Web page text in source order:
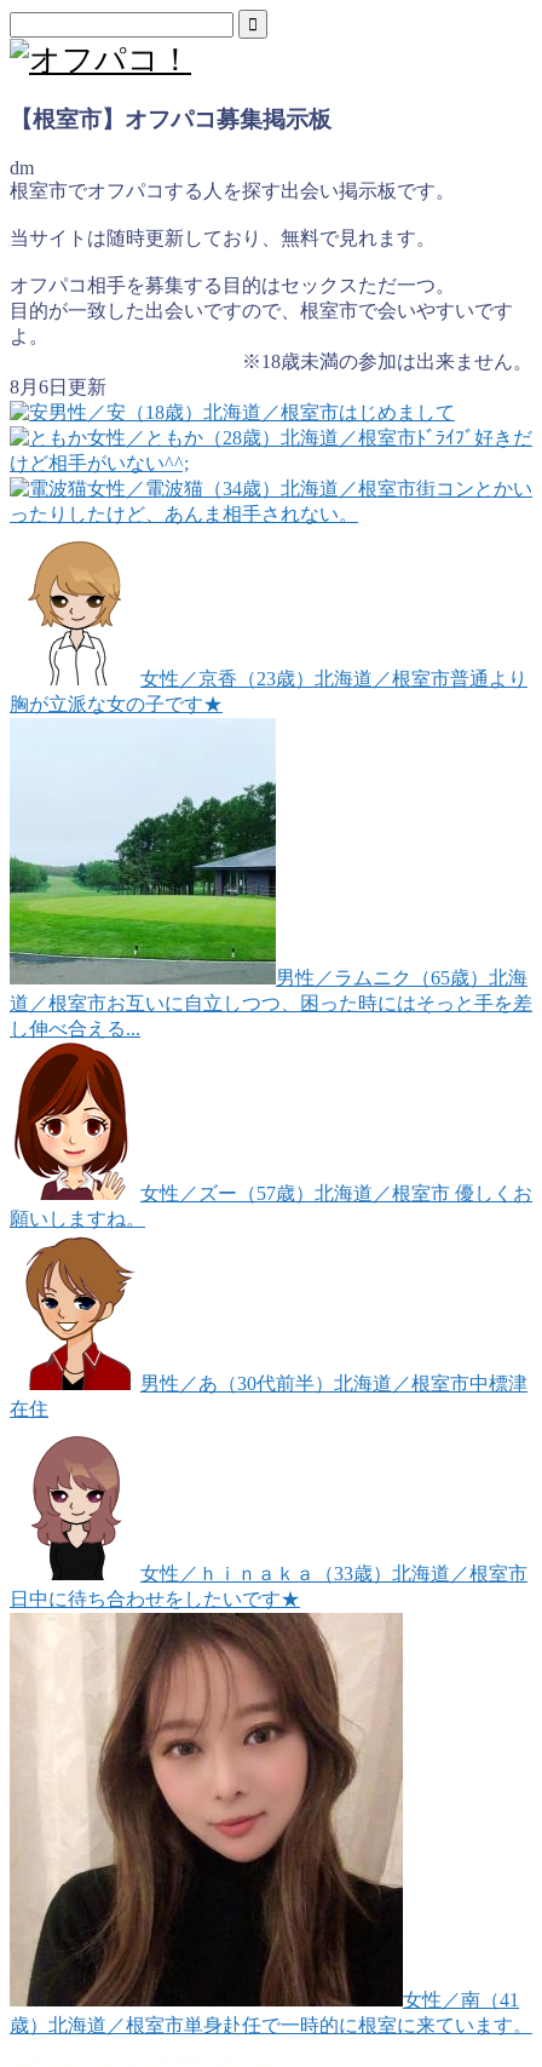
【根室市】オフパコ募集掲示板
dm
根室市でオフパコする人を探す出会い掲示板です。
当サイトは随時更新しており、無料で見れます。
オフパコ相手を募集する目的はセックスただ一つ。
目的が一致した出会いですので、根室市で会いやすいです
よ。
※18歳未満の参加は出来ません。
8月6日更新
男性 ／安（18歳） 北海道／根室市はじめまして
女性 ／ともか（28歳） 北海道／根室市ﾄﾞﾗｲﾌﾞ好きだ
けど相手がいない^^;
女性 ／電波猫（34歳） 北海道／根室市街コンとかい
ったりしたけど、あんま相手されない。
女性 ／京香（23歳） 北海道／根室市普通より
胸が立派な女の子です★
男性 ／ラムニク（65歳） 北海
道／根室市お互いに自立しつつ、困った時にはそっと手を差
し伸べ合える...
女性 ／ズー（57歳） 北海道／根室市 優しくお
願いしますね。
男性 ／あ（30代前半） 北海道／根室市中標津
在住
女性 ／ｈｉｎａｋａ（33歳） 北海道／根室市
日中に待ち合わせをしたいです★
女性 ／南（41
歳） 北海道／根室市単身赴任で一時的に根室に来ています。